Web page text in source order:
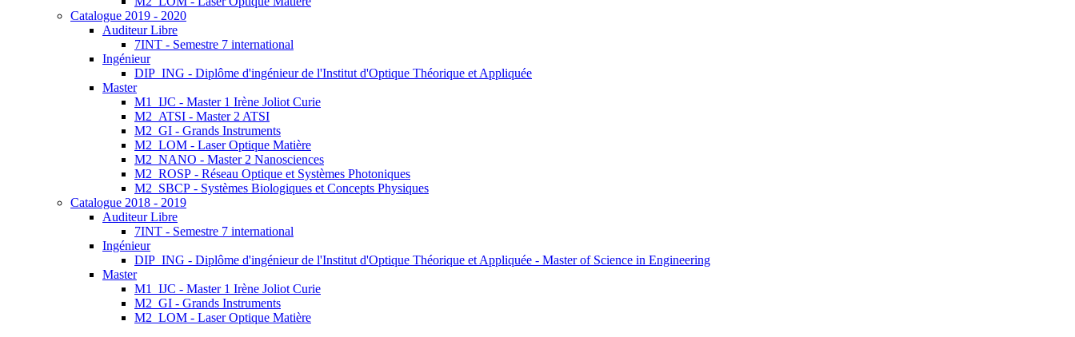
Catalogue 2019 - 2020
Auditeur Libre
7INT - Semestre 7 international
Ingénieur
DIP_ING - Diplôme d'ingénieur de l'Institut d'Optique Théorique et Appliquée
Master
M1_IJC - Master 1 Irène Joliot Curie
M2_ATSI - Master 2 ATSI
M2_GI - Grands Instruments
M2_LOM - Laser Optique Matière
M2_NANO - Master 2 Nanosciences
M2_ROSP - Réseau Optique et Systèmes Photoniques
M2_SBCP - Systèmes Biologiques et Concepts Physiques
Catalogue 2018 - 2019
Auditeur Libre
7INT - Semestre 7 international
Ingénieur
DIP_ING - Diplôme d'ingénieur de l'Institut d'Optique Théorique et Appliquée - Master of Science in Engineering
Master
M1_IJC - Master 1 Irène Joliot Curie
M2_GI - Grands Instruments
M2_LOM - Laser Optique Matière